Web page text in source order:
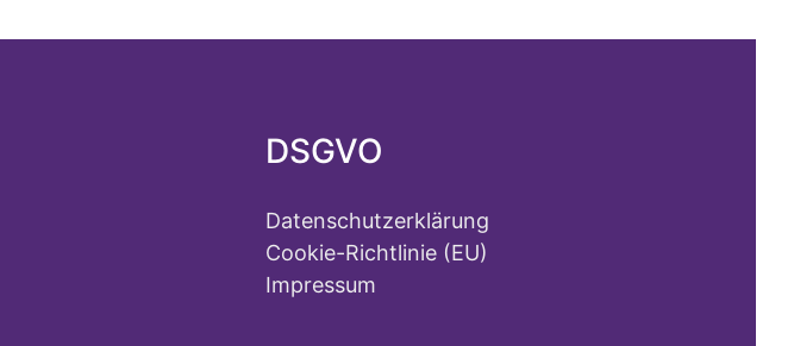
DSGVO
Datenschutzerklärung
Cookie-Richtlinie (EU)
Impressum